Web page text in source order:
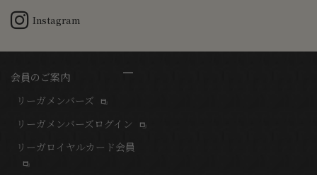
Instagram
会員のご案内
リーガメンバーズ
リーガメンバーズログイン
リーガロイヤルカード会員